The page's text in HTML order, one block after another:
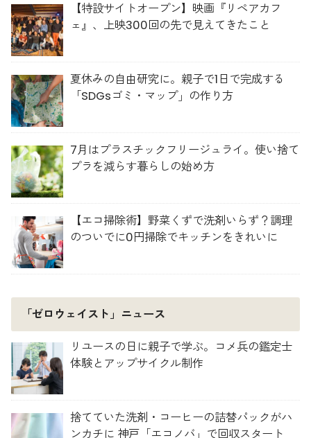
【特設サイトオープン】映画『リペアカフ
ェ』、上映300回の先で見えてきたこと
夏休みの自由研究に。親子で1日で完成する
「SDGsゴミ・マップ」の作り方
7月はプラスチックフリージュライ。使い捨て
プラを減らす暮らしの始め方
【エコ掃除術】野菜くずで洗剤いらず？調理
のついでに0円掃除でキッチンをきれいに
「ゼロウェイスト」ニュース
リユースの日に親子で学ぶ。コメ兵の鑑定士
体験とアップサイクル制作
捨てていた洗剤・コーヒーの詰替パックがハ
ンカチに 神戸「エコノバ」で回収スタート